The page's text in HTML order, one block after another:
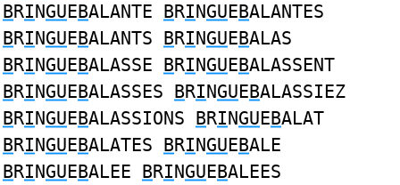
BRINGUEBALANTE BRINGUEBALANTES
BRINGUEBALANTS BRINGUEBALAS
BRINGUEBALASSE BRINGUEBALASSENT
BRINGUEBALASSES BRINGUEBALASSIEZ
BRINGUEBALASSIONS BRINGUEBALAT
BRINGUEBALATES BRINGUEBALE
BRINGUEBALEE BRINGUEBALEES